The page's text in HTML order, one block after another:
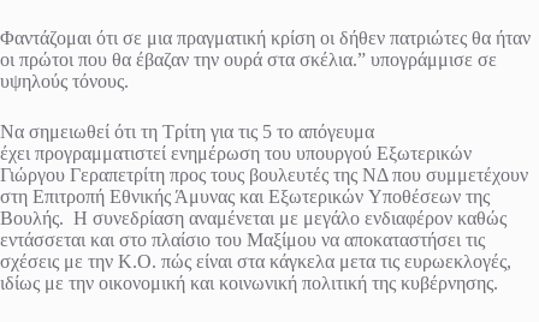
Φαντάζομαι ότι σε μια πραγματική κρίση οι δήθεν πατριώτες θα ήταν
οι πρώτοι που θα έβαζαν την ουρά στα σκέλια.” υπογράμμισε σε
υψηλούς τόνους.
Να σημειωθεί ότι τη Τρίτη για τις 5 το απόγευμα
έχει προγραμματιστεί ενημέρωση του υπουργού Εξωτερικών
Γιώργου Γεραπετρίτη προς τους βουλευτές της ΝΔ που συμμετέχουν
στη Επιτροπή Εθνικής Άμυνας και Εξωτερικών Υποθέσεων της
Βουλής. Η συνεδρίαση αναμένεται με μεγάλο ενδιαφέρον καθώς
εντάσσεται και στο πλαίσιο του Μαξίμου να αποκαταστήσει τις
σχέσεις με την Κ.Ο. πώς είναι στα κάγκελα μετα τις ευρωεκλογές,
ιδίως με την οικονομική και κοινωνική πολιτική της κυβέρνησης.